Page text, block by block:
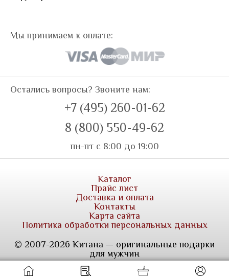
Мы принимаем к оплате:
Остались вопросы? Звоните нам:
+7 (495) 260-01-62
8 (800) 550-49-62
пн-пт с 8:00 до 19:00
Каталог
Прайс лист
Доставка и оплата
Контакты
Карта сайта
Политика обработки персональных данных
© 2007-2026 Китана — оригинальные подарки
для мужчин